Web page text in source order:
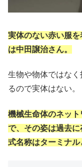
実体のない赤い服
は中田譲治さん。
生物や物体ではな
るので実体はない。
機械生命体のネッ
で、その姿は過去
式名称はターミナル